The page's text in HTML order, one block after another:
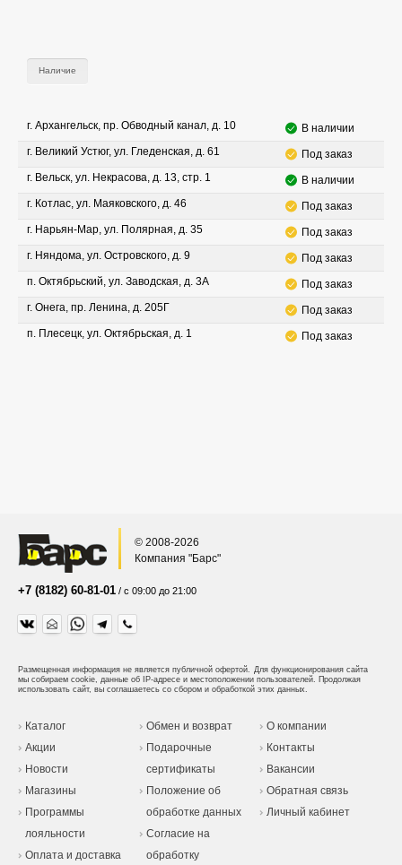
Наличие
г. Архангельск, пр. Обводный канал, д. 10
В наличии
г. Великий Устюг, ул. Гледенская, д. 61
Под заказ
г. Вельск, ул. Некрасова, д. 13, стр. 1
В наличии
г. Котлас, ул. Маяковского, д. 46
Под заказ
г. Нарьян-Мар, ул. Полярная, д. 35
Под заказ
г. Няндома, ул. Островского, д. 9
Под заказ
п. Октябрьский, ул. Заводская, д. 3А
Под заказ
г. Онега, пр. Ленина, д. 205Г
Под заказ
п. Плесецк, ул. Октябрьская, д. 1
Под заказ
© 2008-2026
Компания "Барс"
+7 (8182) 60-81-01 / с 09:00 до 21:00
Размещенная информация не является публичной офертой. Для функционирования сайта
мы собираем cookie, данные об IP-адресе и местоположении пользователей. Продолжая
использовать сайт, вы соглашаетесь со сбором и обработкой этих данных.
Каталог
Акции
Новости
Магазины
Программы
лояльности
Оплата и доставка
Обмен и возврат
Подарочные
сертификаты
Положение об
обработке данных
Согласие на
обработку
О компании
Контакты
Вакансии
Обратная связь
Личный кабинет